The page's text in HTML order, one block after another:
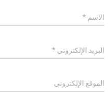
الاسم *
البريد الإلكتروني *
الموقع الإلكتروني